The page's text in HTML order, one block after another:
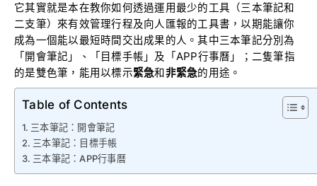
它其實就是本在教你如何透過運用最少的工具（三本筆記和
二支筆）來有效管理行程及向人匯報的工具書，以期能讓你
成為一個能以最短時間交出成果的人。其中三本筆記分別為
「開會筆記」、「目標手帳」及「APP行事曆」；二隻筆指
的是雙色筆，能用以標示緊急和非緊急的用途。
Table of Contents
三本筆記：開會筆記
三本筆記：目標手帳
三本筆記：APP行事曆